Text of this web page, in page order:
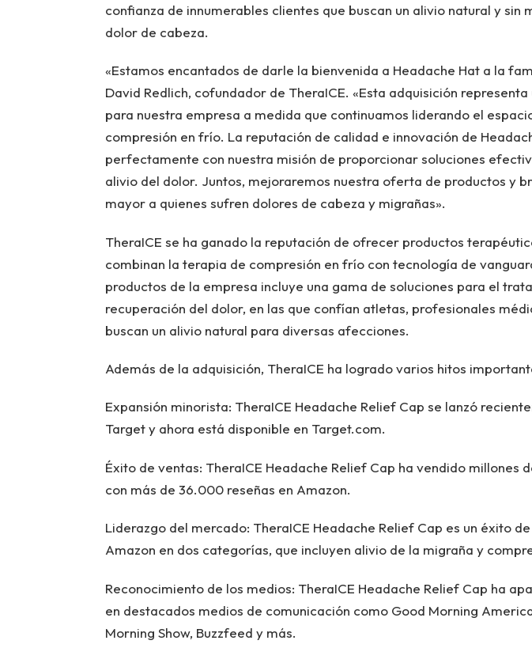
confianza de innumerables clientes que buscan un alivio natural y sin
dolor de cabeza.
«Estamos encantados de darle la bienvenida a Headache Hat a la
David Redlich, cofundador de TheraICE. «Esta adquisición
para nuestra empresa a medida que continuamos liderando el
compresión en frío. La reputación de calidad e innovación de
perfectamente con nuestra misión de proporcionar soluciones
alivio del dolor. Juntos, mejoraremos nuestra oferta de productos y
mayor a quienes sufren dolores de cabeza y migrañas».
TheraICE se ha ganado la reputación de ofrecer productos
combinan la terapia de compresión en frío con tecnología de
productos de la empresa incluye una gama de soluciones para el
recuperación del dolor, en las que confían atletas, profesionales
buscan un alivio natural para diversas afecciones.
Además de la adquisición, TheraICE ha logrado varios hitos
Expansión minorista: TheraICE Headache Relief Cap se lanzó
Target y ahora está disponible en Target.com.
Éxito de ventas: TheraICE Headache Relief Cap ha vendido millones
con más de 36.000 reseñas en Amazon.
Liderazgo del mercado: TheraICE Headache Relief Cap es un éxito
Amazon en dos categorías, que incluyen alivio de la migraña y
Reconocimiento de los medios: TheraICE Headache Relief Cap ha
en destacados medios de comunicación como Good Morning
Morning Show, Buzzfeed y más.